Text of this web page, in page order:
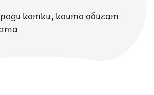
котки, които обичат